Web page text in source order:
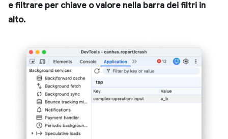
e filtrare per chiave o valore nella barra dei filtri in
alto.